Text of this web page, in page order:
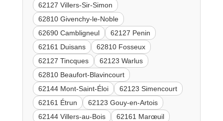
62127 Villers-Sir-Simon
62810 Givenchy-le-Noble
62690 Cambligneul
62127 Penin
62161 Duisans
62810 Fosseux
62127 Tincques
62123 Warlus
62810 Beaufort-Blavincourt
62144 Mont-Saint-Éloi
62123 Simencourt
62161 Étrun
62123 Gouy-en-Artois
62144 Villers-au-Bois
62161 Marœuil